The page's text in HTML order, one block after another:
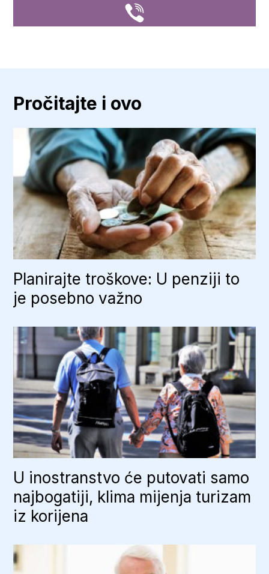
Pročitajte i ovo
Planirajte troškove: U penziji to
je posebno važno
U inostranstvo će putovati samo
najbogatiji, klima mijenja turizam
iz korijena